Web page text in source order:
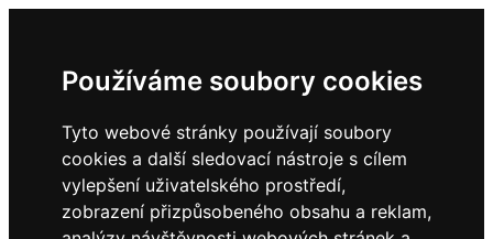
Používáme soubory cookies
Tyto webové stránky používají soubory
cookies a další sledovací nástroje s cílem
vylepšení uživatelského prostředí,
zobrazení přizpůsobeného obsahu a reklam,